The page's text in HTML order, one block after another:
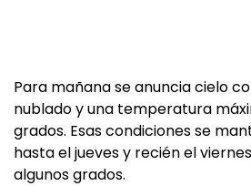
Para mañana se anuncia cielo
nublado y una temperatura
grados. Esas condiciones se
hasta el jueves y recién el
algunos grados.